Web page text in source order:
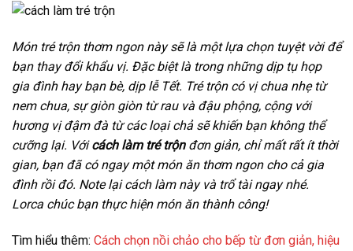
Món tré trộn thơm ngon này sẽ là một lựa chọn tuyệt vời để
bạn thay đổi khẩu vị. Đặc biệt là trong những dịp tụ họp
gia đình hay bạn bè, dịp lễ Tết. Tré trộn có vị chua nhẹ từ
nem chua, sự giòn giòn từ rau và đậu phộng, cộng với
hương vị đậm đà từ các loại chả sẽ khiến bạn không thể
cưỡng lại. Vớicách làm tré trộnđơn giản, chỉ mất rất ít thời
gian, bạn đã có ngay một món ăn thơm ngon cho cả gia
đình rồi đó. Note lại cách làm này và trổ tài ngay nhé.
Lorca chúc bạn thực hiện món ăn thành công!
Tìm hiểu thêm: Cách chọn nồi chảo cho bếp từ đơn giản, hiệu